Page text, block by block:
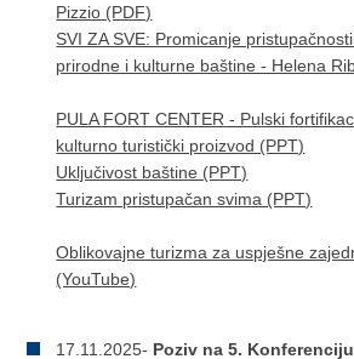
Pizzio (PDF)
SVI ZA SVE: Promicanje
prirodne i kulturne baštine - Helena
PULA FORT CENTER - Pulski
kulturno turistički proizvod (PPT)
Uključivost baštine (PPT)
Turizam pristupačan svima (PPT)
Oblikovajne turizma za uspješne
(YouTube)
17.11.2025- Poziv na 5.